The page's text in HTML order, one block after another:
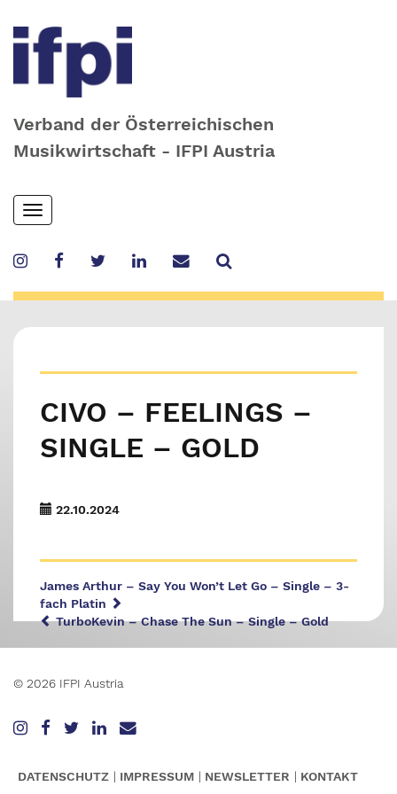
Verband der Österreichischen
Musikwirtschaft - IFPI Austria
Skip
to
content
Toggle
navigation
CIVO – FEELINGS –
SINGLE – GOLD
22.10.2024
James Arthur – Say You Won’t Let Go – Single – 3-
fach Platin
TurboKevin – Chase The Sun – Single – Gold
© 2026 IFPI Austria
DATENSCHUTZ IMPRESSUM NEWSLETTER KONTAKT